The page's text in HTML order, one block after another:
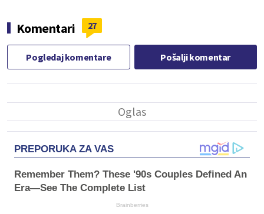
Komentari 27
Pogledaj komentare Pošalji komentar
PREPORUKA ZA VAS
Remember Them? These '90s Couples Defined An
Era—See The Complete List
Brainberries